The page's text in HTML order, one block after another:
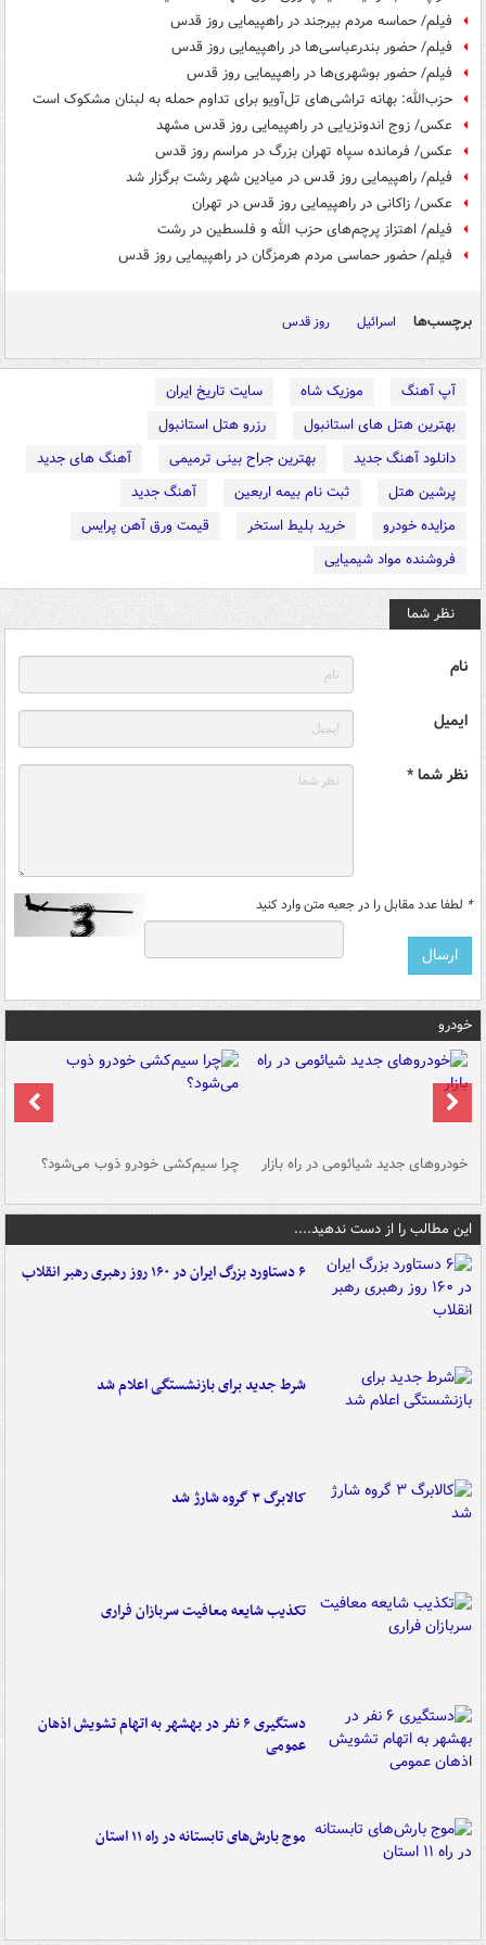
فیلم/ حماسه مردم بیرجند در راهپیمایی روز قدس
فیلم/ حضور بندرعباسی‌ها در راهپیمایی روز قدس
فیلم/ حضور بوشهری‌ها در راهپیمایی روز قدس
حزب‌الله: بهانه تراشی‌های تل‌آویو برای تداوم حمله به لبنان مشکوک است
عکس/ زوج اندونزیایی در راهپیمایی روز قدس مشهد
عکس/ فرمانده سپاه تهران بزرگ در مراسم روز قدس
فیلم/ راهپیمایی روز قدس در میادین شهر رشت برگزار شد
عکس/ زاکانی در راهپیمایی روز قدس در تهران
فیلم/ اهتزاز پرچم‌های حزب الله و فلسطین در رشت
فیلم/ حضور حماسی مردم هرمزگان در راهپیمایی روز قدس
برچسب‌ها اسرائیل روز قدس
آپ آهنگ موزیک شاه
سایت تاریخ ایران
بهترین هتل های استانبول
رزرو هتل استانبول
دانلود آهنگ جدید
بهترین جراح بینی ترمیمی
آهنگ های جدید
پرشین هتل
ثبت نام بیمه اربعین
آهنگ جدید
مزایده خودرو
خرید بلیط استخر
قیمت ورق آهن پرایس
فروشنده مواد شیمیایی
نظر شما
نام
ایمیل
نظر شما *
* لطفا عدد مقابل را در جعبه متن وارد کنید
خودرو
خودروهای جدید شیائومی در راه بازار چرا سیم‌کشی خودرو ذوب می‌شود؟
این مطالب را از دست ندهید....
۶ دستاورد بزرگ ایران در ۱۶۰ روز رهبری رهبر انقلاب
شرط جدید برای بازنشستگی اعلام شد
کالابرگ ۳ گروه شارژ شد
تکذیب شایعه معافیت سربازان فراری
دستگیری ۶ نفر در بهشهر به اتهام تشویش اذهان
عمومی
موج بارش‌های تابستانه در راه ۱۱ استان